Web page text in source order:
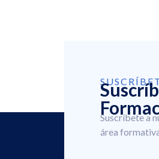
Suscríbete a
área